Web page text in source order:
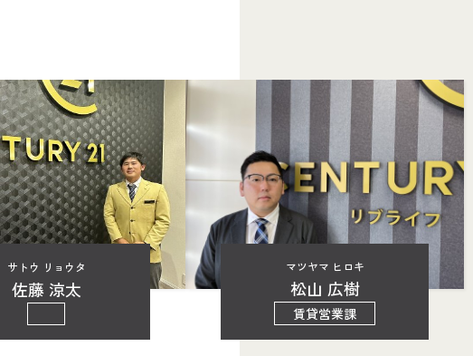
サトウ リョウタ
佐藤 涼太
マツヤマ ヒロキ
松山 広樹
賃貸営業課